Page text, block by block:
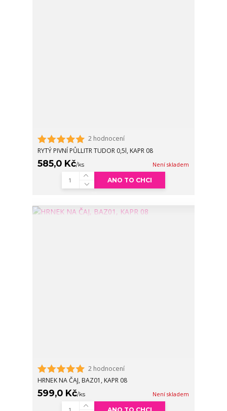
2 hodnocení
RYTÝ PIVNÍ PŮLLITR TUDOR 0,5l, KAPR 08
585,0 Kč/ks Není skladem
ANO TO CHCI
2 hodnocení
HRNEK NA ČAJ, BAZ01, KAPR 08
599,0 Kč/ks Není skladem